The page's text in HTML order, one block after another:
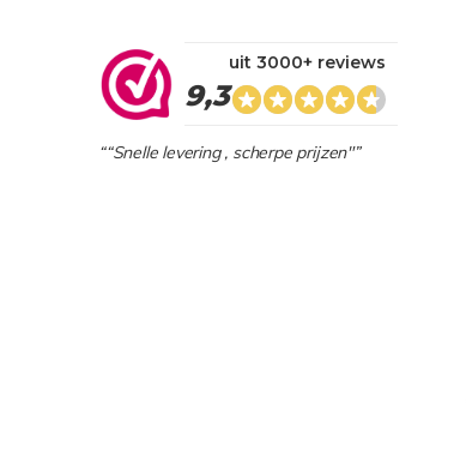
9,3
uit 3000+ reviews
““Snelle levering , scherpe prijzen"”